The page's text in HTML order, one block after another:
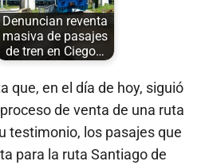
Denuncian reventa
masiva de pasajes
de tren en Ciego…
que, en el día de hoy, siguió
de venta de una ruta
testimonio, los pasajes que
para la ruta Santiago de